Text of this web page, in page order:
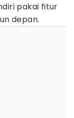
pakai fitur
depan.